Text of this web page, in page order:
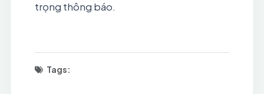
trọng thông báo.
Tags: